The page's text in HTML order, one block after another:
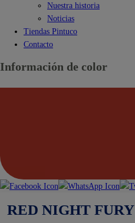
Nuestra historia
Noticias
Tiendas Pintuco
Contacto
Información de color
RED NIGHT FURY